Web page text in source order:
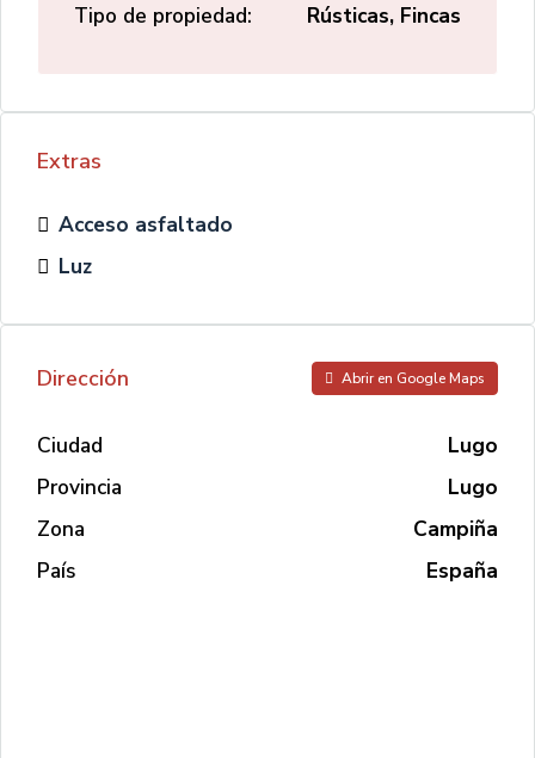
Tipo de propiedad:
Rústicas, Fincas
Extras
Acceso asfaltado
Luz
Dirección Abrir en Google Maps
Ciudad
Lugo
Provincia
Lugo
Zona
Campiña
País
España